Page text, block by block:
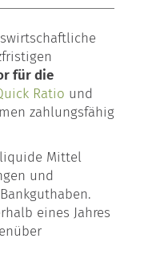
für die
Ratio und
zahlungsfähig
liquide Mittel
und
eines Jahres